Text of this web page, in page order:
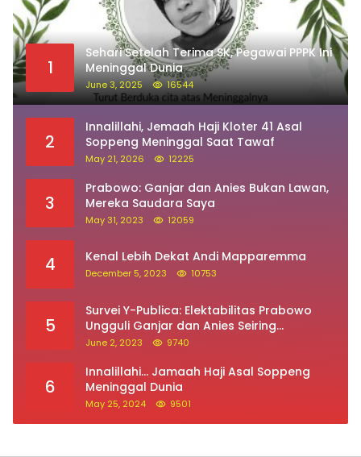
1
Sehari Setelah Terima SK, Pegawai PPPK Ini
Meninggal Dunia
June 3, 2025 16544
2
Innalillahi, Jemaah Haji Kloter 41 Asal
Soppeng Meninggal Saat Tawaf
May 21, 2026 12225
3
Prabowo: Ganjar dan Anies Bukan Lawan,
Mereka Saudara Saya
May 31, 2023 12059
4 Kenal Lebih Dekat Andi Mapparemma
December 5, 2023 10753
5
Survei Y-Publica: Elektabilitas Prabowo
Ungguli Ganjar dan Anies Seiring
Kepuasan Terhadap Jokowi Naik
June 2, 2023 9740
6
Innalillahi… Jamaah Haji Asal Soppeng
Meninggal Dunia
May 25, 2024 9501